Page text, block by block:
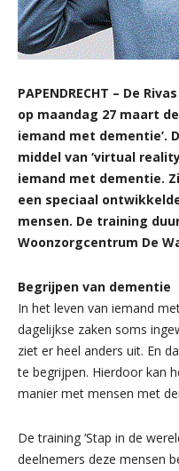
PAPENDRECHT – De
op maandag 27 maart
iemand met dementie’.
middel van ‘virtual
iemand met dementie.
een speciaal
mensen. De training
Woonzorgcentrum De
Begrijpen van dementie
In het leven van iemand
dagelijkse zaken soms
ziet er heel anders uit. En
te begrijpen. Hierdoor kan
manier met mensen met
De training ‘Stap in de
deelnemers deze mensen